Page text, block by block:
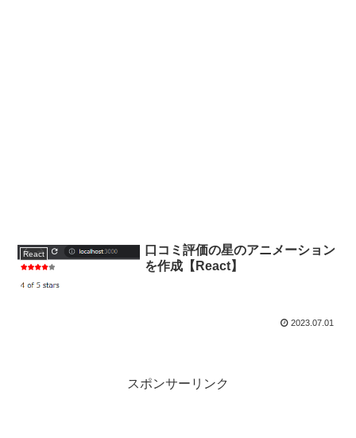
React
口コミ評価の星のアニメーション
を作成【React】
2023.07.01
スポンサーリンク